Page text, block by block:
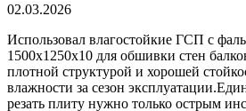
02.03.2026
Использовал влагостойкие ГСП с
1500х1250х10 для обшивки стен
плотной структурой и хорошей
влажности за сезон
резать плиту нужно только острым